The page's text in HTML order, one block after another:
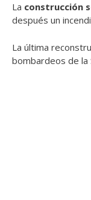
La construcción
después un
La última
bombardeos de la